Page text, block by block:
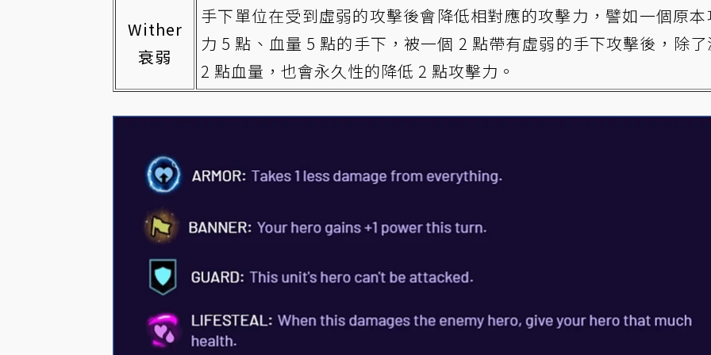
Wither
衰弱
手下單位在受到虛弱的攻擊後會降低相對應的攻擊力，譬如一個原本
力 5 點、血量 5 點的手下，被一個 2 點帶有虛弱的手下攻擊後，除了
2 點血量，也會永久性的降低 2 點攻擊力。